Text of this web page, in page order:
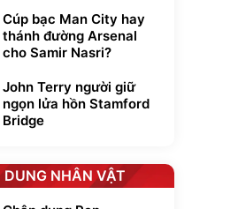
Lót ghế ôtô, nâng
lưng chống nóng
giúp thoải mái
trong di chuyển
295.000
Cúp bạc Man City hay
thánh đường Arsenal
cho Samir Nasri?
John Terry người giữ
ngọn lửa hồn Stamford
Bridge
DUNG NHÂN VẬT